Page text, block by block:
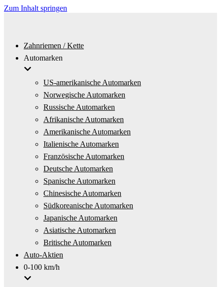
Zum Inhalt springen
Zahnriemen / Kette
Automarken
US-amerikanische Automarken
Norwegische Automarken
Russische Automarken
Afrikanische Automarken
Amerikanische Automarken
Italienische Automarken
Französische Automarken
Deutsche Automarken
Spanische Automarken
Chinesische Automarken
Südkoreanische Automarken
Japanische Automarken
Asiatische Automarken
Britische Automarken
Auto-Aktien
0-100 km/h